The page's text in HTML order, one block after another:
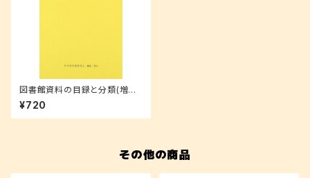
図書館資料の目録と分類(増訂
第5版)
¥720
その他の商品